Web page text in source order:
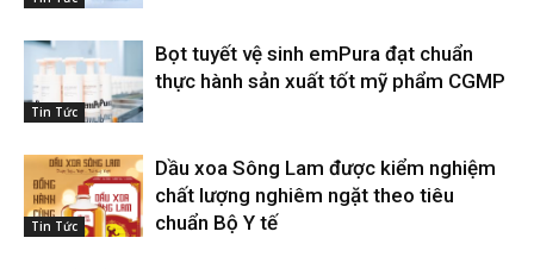
Tin Tức
Bọt tuyết vệ sinh emPura đạt chuẩn
thực hành sản xuất tốt mỹ phẩm CGMP
Tin Tức
Dầu xoa Sông Lam được kiểm nghiệm
chất lượng nghiêm ngặt theo tiêu
chuẩn Bộ Y tế